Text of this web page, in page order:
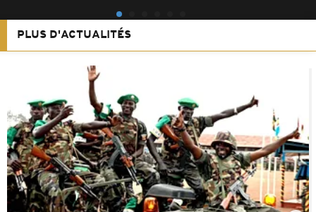
PLUS D'ACTUALITÉS